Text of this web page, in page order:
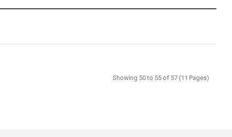
Showing 50 to 55 of 57 (11 Pages)